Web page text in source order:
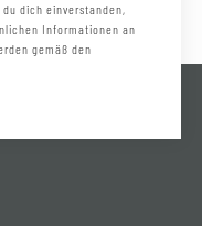
dich einverstanden,
Informationen an
gemäß den